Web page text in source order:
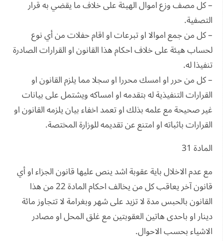
– كل مصف وزع اموال الهيئة على خلاف ما يقضي به قرار
التصفية.
– كل من جمع اموالا او تبرعات او اقام حفلات من أي نوع
لحساب هيئة على خلاف احكام هذا القانون او القرارات الصادرة
تنفيذا له.
– كل من حرر او امسك محررا او سجلا مما يلزم القانون او
القرارات التنفيذية له بتقدمه او امساكه ويشتمل على بيانات
غير صحيحة مع علمه بذلك او تعمد اخفاء بيان يلزمه القانون او
القرارات باثباته او امتنع عن تقديمه للوزارة المختصة.
المادة 31
مع عدم الاخلال باية عقوبة اشد ينص عليها قانون الجزاء او أي
قانون آخر يعاقب كل من يخالف احكام المادة 22 من هذا
القانون بالحبس مدة لا تزيد على شهر وبغرامة لا تتجاوز مائة
دينار او باحدى هاتين العقوبتين مع غلق المحل او مصادر
الاشياء بحسب الاحوال.